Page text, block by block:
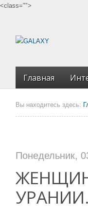
<class="">
Главная
Вы находитесь здесь:
Понедельник,